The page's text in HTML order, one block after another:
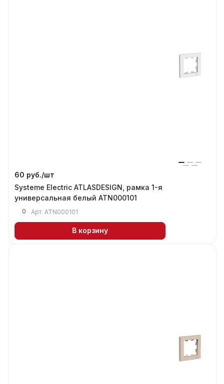
60 руб./шт
Systeme Electric ATLASDESIGN, рамка 1-я
универсальная белый ATN000101
0 Арт. ATN000101
В корзину